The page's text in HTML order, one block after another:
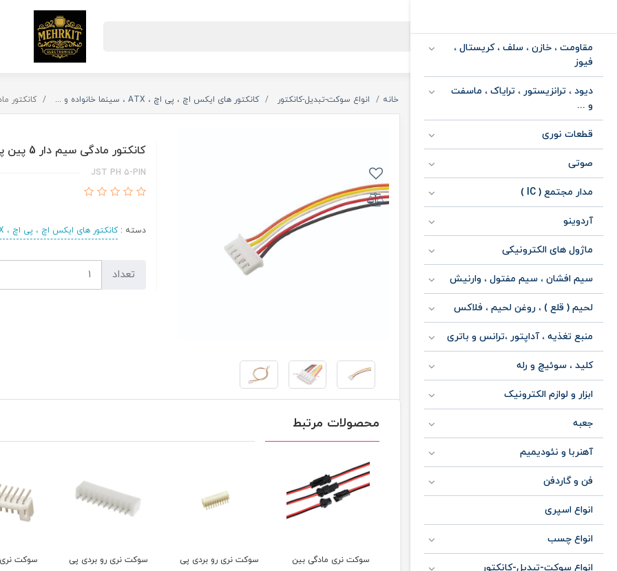
مقاومت ، خازن ، سلف ، کریستال ،
فیوز
دیود ، ترانزیستور ، ترایاک ، ماسفت
و ...
قطعات نوری
صوتی
مدار مجتمع ( IC )
آردوینو
ماژول های الکترونیکی
سیم افشان ، سیم مفتول ، وارنیش
لحیم ( قلع ) ، روغن لحیم ، فلاکس
منبع تغذیه ، آداپتور ،ترانس و باتری
کلید ، سوئیچ و رله
ابزار و لوازم الکترونیک
جعبه
آهنربا و نئودیمیم
فن و گاردفن
انواع اسپری
انواع چسب
انواع سوکت-تبدیل-کانکتور
خانه انواع سوکت-تبدیل-کانکتور کانکتور های ایکس اچ ، پی اچ ، ATX ، سینما خانواده و ... کانکتور مادگی
کانکتور مادگی سیم دار 5 پین پی اچ
JST PH 5-PIN
دسته :کانکتور های ایکس اچ ، پی اچ ، ATX ، سینما خانواده و ...
تعداد
محصولات مرتبط
سوکت نری رو بردی پی
سوکت نری رو بردی پی
سوکت نری رو بردی
سوکت